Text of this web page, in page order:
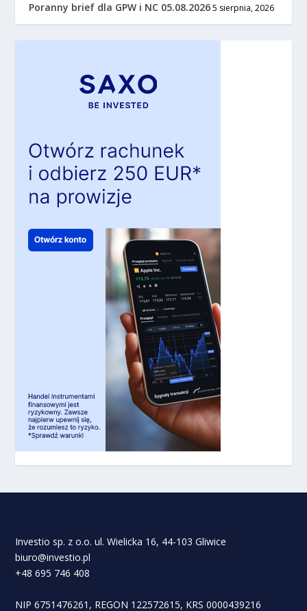
Poranny brief dla GPW i NC 05.08.2026 5 sierpnia, 2026
Investio sp. z o.o. ul. Wielicka 16, 44-103 Gliwice
biuro@investio.pl
+48 695 746 408
NIP 6751476261, REGON 122572615, KRS 0000439216